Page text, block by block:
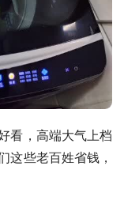
看，高端大气上档
这些老百姓省钱，